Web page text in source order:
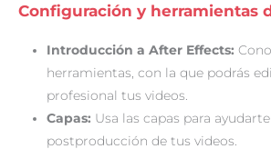
Configuración y herramientas
Introducción a After Effects:
herramientas, con la que podrás
profesional tus videos.
Capas: Usa las capas para
postproducción de tus videos.